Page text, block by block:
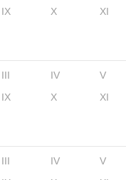
IX X XI
III IV V
IX X XI
III IV V